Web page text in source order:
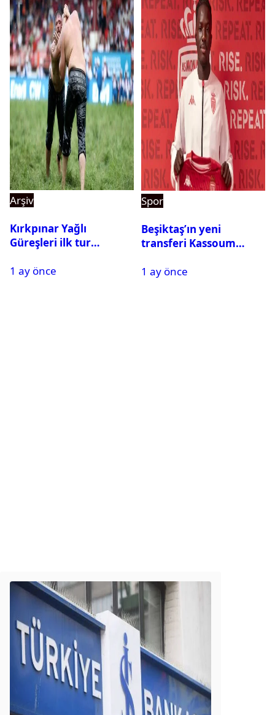
Arşiv
Kırkpınar Yağlı
Güreşleri ilk tur
2. tura geçen
1 ay önce
Spor
Beşiktaş’ın yeni
transferi Kassoum
gelecek? Resmi
1 ay önce